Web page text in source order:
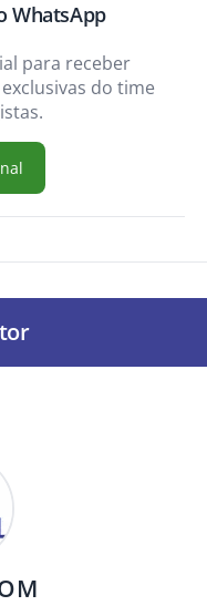
WhatsApp
para receber
do time